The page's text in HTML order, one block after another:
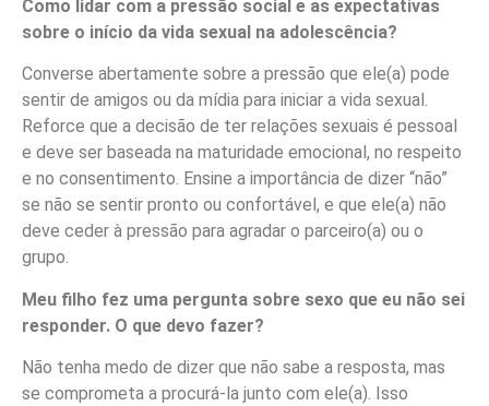
Como lidar com a pressão social e as expectativas
sobre o início da vida sexual na adolescência?
Converse abertamente sobre a pressão que ele(a) pode
sentir de amigos ou da mídia para iniciar a vida sexual.
Reforce que a decisão de ter relações sexuais é pessoal
e deve ser baseada na maturidade emocional, no respeito
e no consentimento. Ensine a importância de dizer “não”
se não se sentir pronto ou confortável, e que ele(a) não
deve ceder à pressão para agradar o parceiro(a) ou o
grupo.
Meu filho fez uma pergunta sobre sexo que eu não sei
responder. O que devo fazer?
Não tenha medo de dizer que não sabe a resposta, mas
se comprometa a procurá-la junto com ele(a). Isso